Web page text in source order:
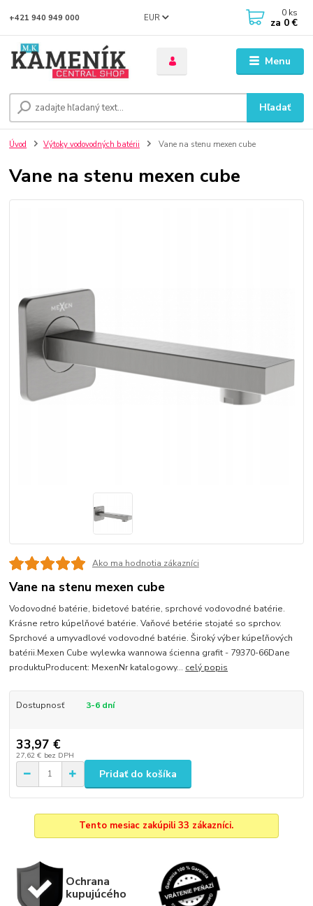
Menu
EUR
Hľadať
+421 940 949 000 0 ks
za 0 €
Úvod Výtoky vodovodných batérii Vane na stenu mexen cube
Vane na stenu mexen cube
Ako ma hodnotia zákazníci
Vane na stenu mexen cube
Vodovodné batérie, bidetové batérie, sprchové vodovodné batérie.
Krásne retro kúpelňové batérie. Vaňové betérie stojaté so sprchov.
Sprchové a umyvadlové vodovodné batérie. Široký výber kúpeľňových
batérii.Mexen Cube wylewka wannowa ścienna grafit - 79370-66Dane
produktuProducent: MexenNr katalogowy... celý popis
Dostupnosť 3-6 dní
33,97 €
27,62 € bez DPH
Pridať do košíka
Tento mesiac zakúpili 33 zákazníci.
Ochrana
kupujúcého